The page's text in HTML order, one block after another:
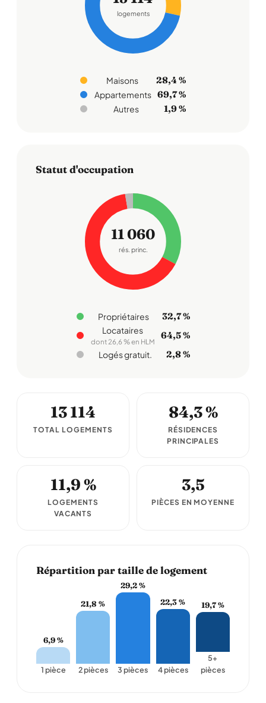
logements
Maisons 28,4 %
Appartements 69,7 %
Autres 1,9 %
Statut d'occupation
11 060
rés. princ.
Propriétaires 32,7 %
Locataires
dont 26,6 % en HLM
64,5 %
Logés gratuit. 2,8 %
13 114
TOTAL LOGEMENTS
84,3 %
RÉSIDENCES
PRINCIPALES
11,9 %
LOGEMENTS
VACANTS
3,5
PIÈCES EN MOYENNE
Répartition par taille de logement
6,9 %
1 pièce
21,8 %
2 pièces
29,2 %
3 pièces
22,3 %
4 pièces
19,7 %
5+
pièces